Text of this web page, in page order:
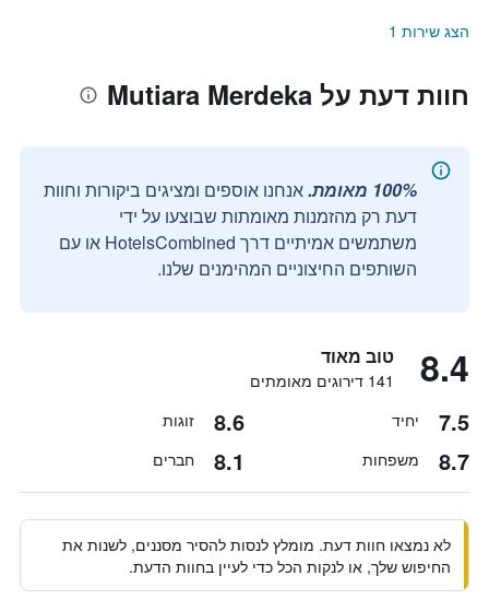
הצג שירות 1
חוות דעת על Mutiara Merdeka
100% מאומת.
אנחנו אוספים ומציגים ביקורות וחוות
דעת רק מהזמנות מאומתות שבוצעו על ידי
משתמשים אמיתיים דרך HotelsCombined או עם
השותפים החיצוניים המהימנים שלנו.
8.4 טוב מאוד
141 דירוגים מאומתים
7.5 יחיד 8.6 זוגות
8.7 משפחות 8.1 חברים
לא נמצאו חוות דעת. מומלץ לנסות להסיר מסננים, לשנות את
החיפוש שלך, או לנקות הכל כדי לעיין בחוות הדעת.